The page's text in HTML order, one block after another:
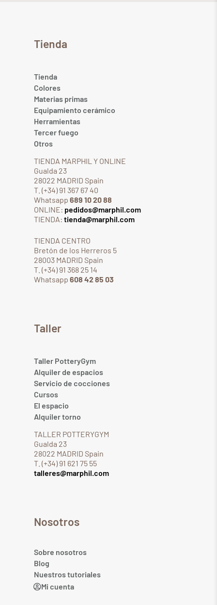
Tienda
Tienda
Colores
Materias primas
Equipamiento cerámico
Herramientas
Tercer fuego
Otros
TIENDA MARPHIL Y ONLINE
Gualda 23
28022 MADRID Spain
T. (+34) 91 367 67 40
Whatsapp 689 10 20 88
ONLINE: pedidos@marphil.com
TIENDA: tienda@marphil.com
TIENDA CENTRO
Bretón de los Herreros 5
28003 MADRID Spain
T. (+34) 91 368 25 14
Whatsapp 608 42 85 03
Taller
Taller PotteryGym
Alquiler de espacios
Servicio de cocciones
Cursos
El espacio
Alquiler torno
TALLER POTTERYGYM
Gualda 23
28022 MADRID Spain
T. (+34) 91 621 75 55
talleres@marphil.com
Nosotros
Sobre nosotros
Blog
Nuestros tutoriales
Mi cuenta